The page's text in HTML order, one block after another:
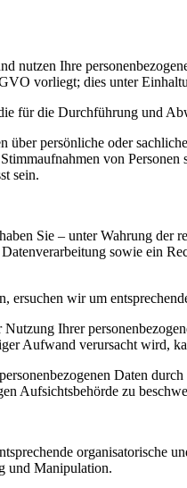
nutzen Ihre
vorliegt; dies unter
für die Durchführung und
über persönliche oder
von
sein.
Sie – unter Wahrung der
sowie ein
ersuchen wir um
Ihrer
Aufwand verursacht wird,
Daten
Aufsichtsbehörde zu
organisatorische
und Manipulation.